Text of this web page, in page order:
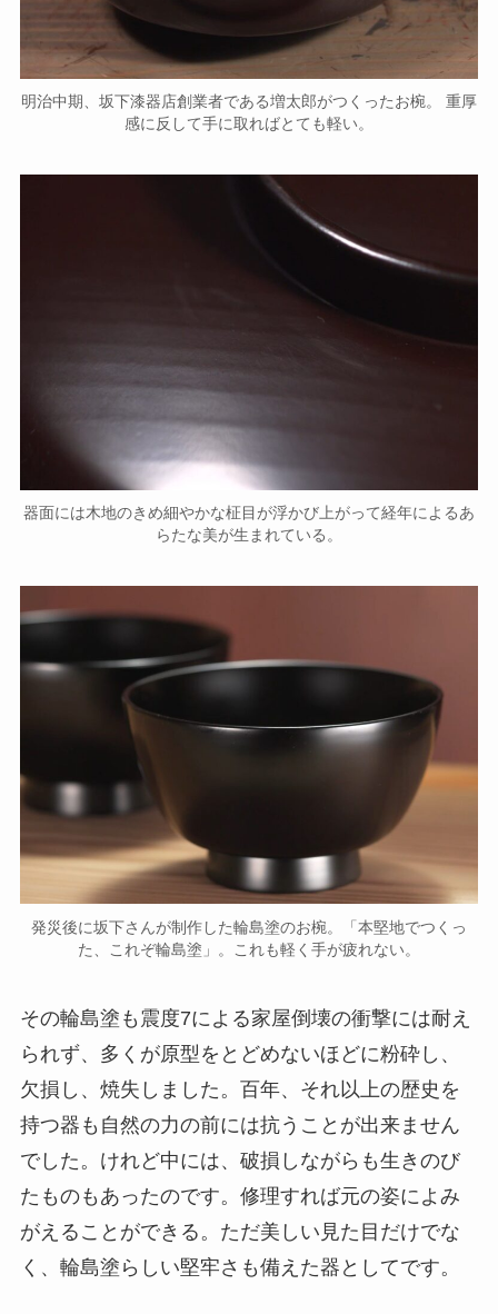
明治中期、坂下漆器店創業者である増太郎がつくったお椀。 重厚
感に反して手に取ればとても軽い。
器面には木地のきめ細やかな柾目が浮かび上がって経年によるあ
らたな美が生まれている。
発災後に坂下さんが制作した輪島塗のお椀。「本堅地でつくっ
た、これぞ輪島塗」。これも軽く手が疲れない。
その輪島塗も震度7による家屋倒壊の衝撃には耐え
られず、多くが原型をとどめないほどに粉砕し、
欠損し、焼失しました。百年、それ以上の歴史を
持つ器も自然の力の前には抗うことが出来ません
でした。けれど中には、破損しながらも生きのび
たものもあったのです。修理すれば元の姿によみ
がえることができる。ただ美しい見た目だけでな
く、輪島塗らしい堅牢さも備えた器としてです。